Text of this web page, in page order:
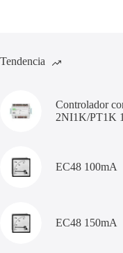
Tendencia
Controlador
2NI1K/PT1K
EC48 100mA
EC48 150mA